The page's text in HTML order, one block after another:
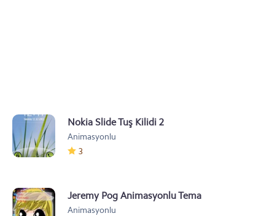
Nokia Slide Tuş Kilidi 2
Animasyonlu
3
Jeremy Pog Animasyonlu Tema
Animasyonlu